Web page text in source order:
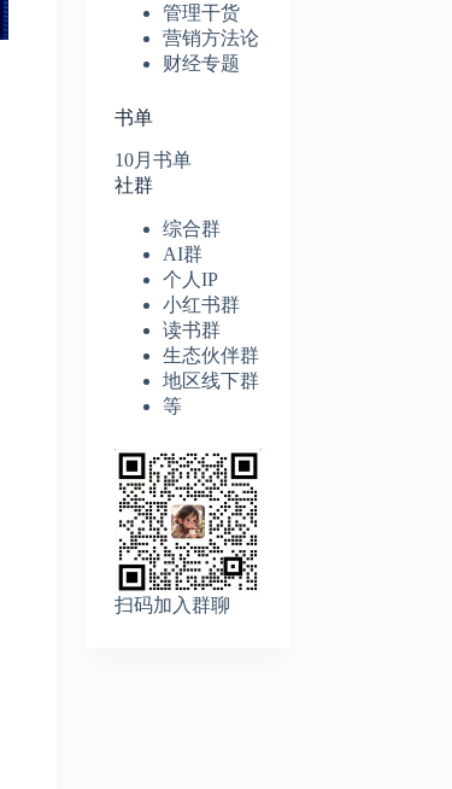
管理干货
营销方法论
财经专题
书单
10月书单
社群
综合群
AI群
个人IP
小红书群
读书群
生态伙伴群
地区线下群
等
扫码加入群聊